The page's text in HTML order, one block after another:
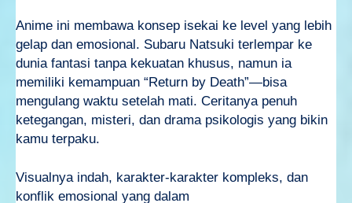
Anime ini membawa konsep isekai ke level yang lebih
gelap dan emosional. Subaru Natsuki terlempar ke
dunia fantasi tanpa kekuatan khusus, namun ia
memiliki kemampuan “Return by Death”—bisa
mengulang waktu setelah mati. Ceritanya penuh
ketegangan, misteri, dan drama psikologis yang bikin
kamu terpaku.
Visualnya indah, karakter-karakter kompleks, dan
konflik emosional yang dalam